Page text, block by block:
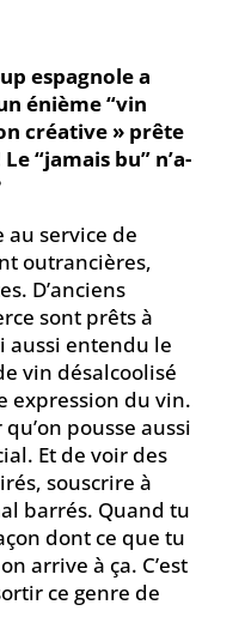
espagnole a
énième “vin
créative » prête
“jamais bu” n’a-
au service de
outrancières,
D’anciens
sont prêts à
aussi entendu le
vin désalcoolisé
expression du vin.
pousse aussi
Et de voir des
souscrire à
barrés. Quand tu
dont ce que tu
arrive à ça. C’est
ce genre de